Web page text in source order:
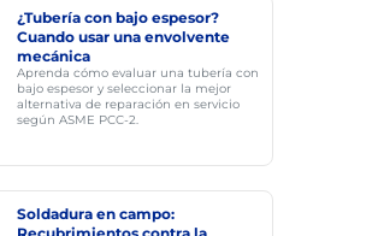
¿Tubería con bajo espesor?
Cuando usar una envolvente
mecánica
Aprenda cómo evaluar una tubería con
bajo espesor y seleccionar la mejor
alternativa de reparación en servicio
según ASME PCC-2.
Soldadura en campo: